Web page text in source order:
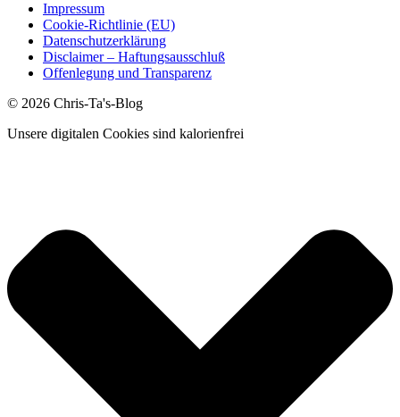
Impressum
Cookie-Richtlinie (EU)
Datenschutzerklärung
Disclaimer – Haftungsausschluß
Offenlegung und Transparenz
© 2026 Chris-Ta's-Blog
Unsere digitalen Cookies sind kalorienfrei